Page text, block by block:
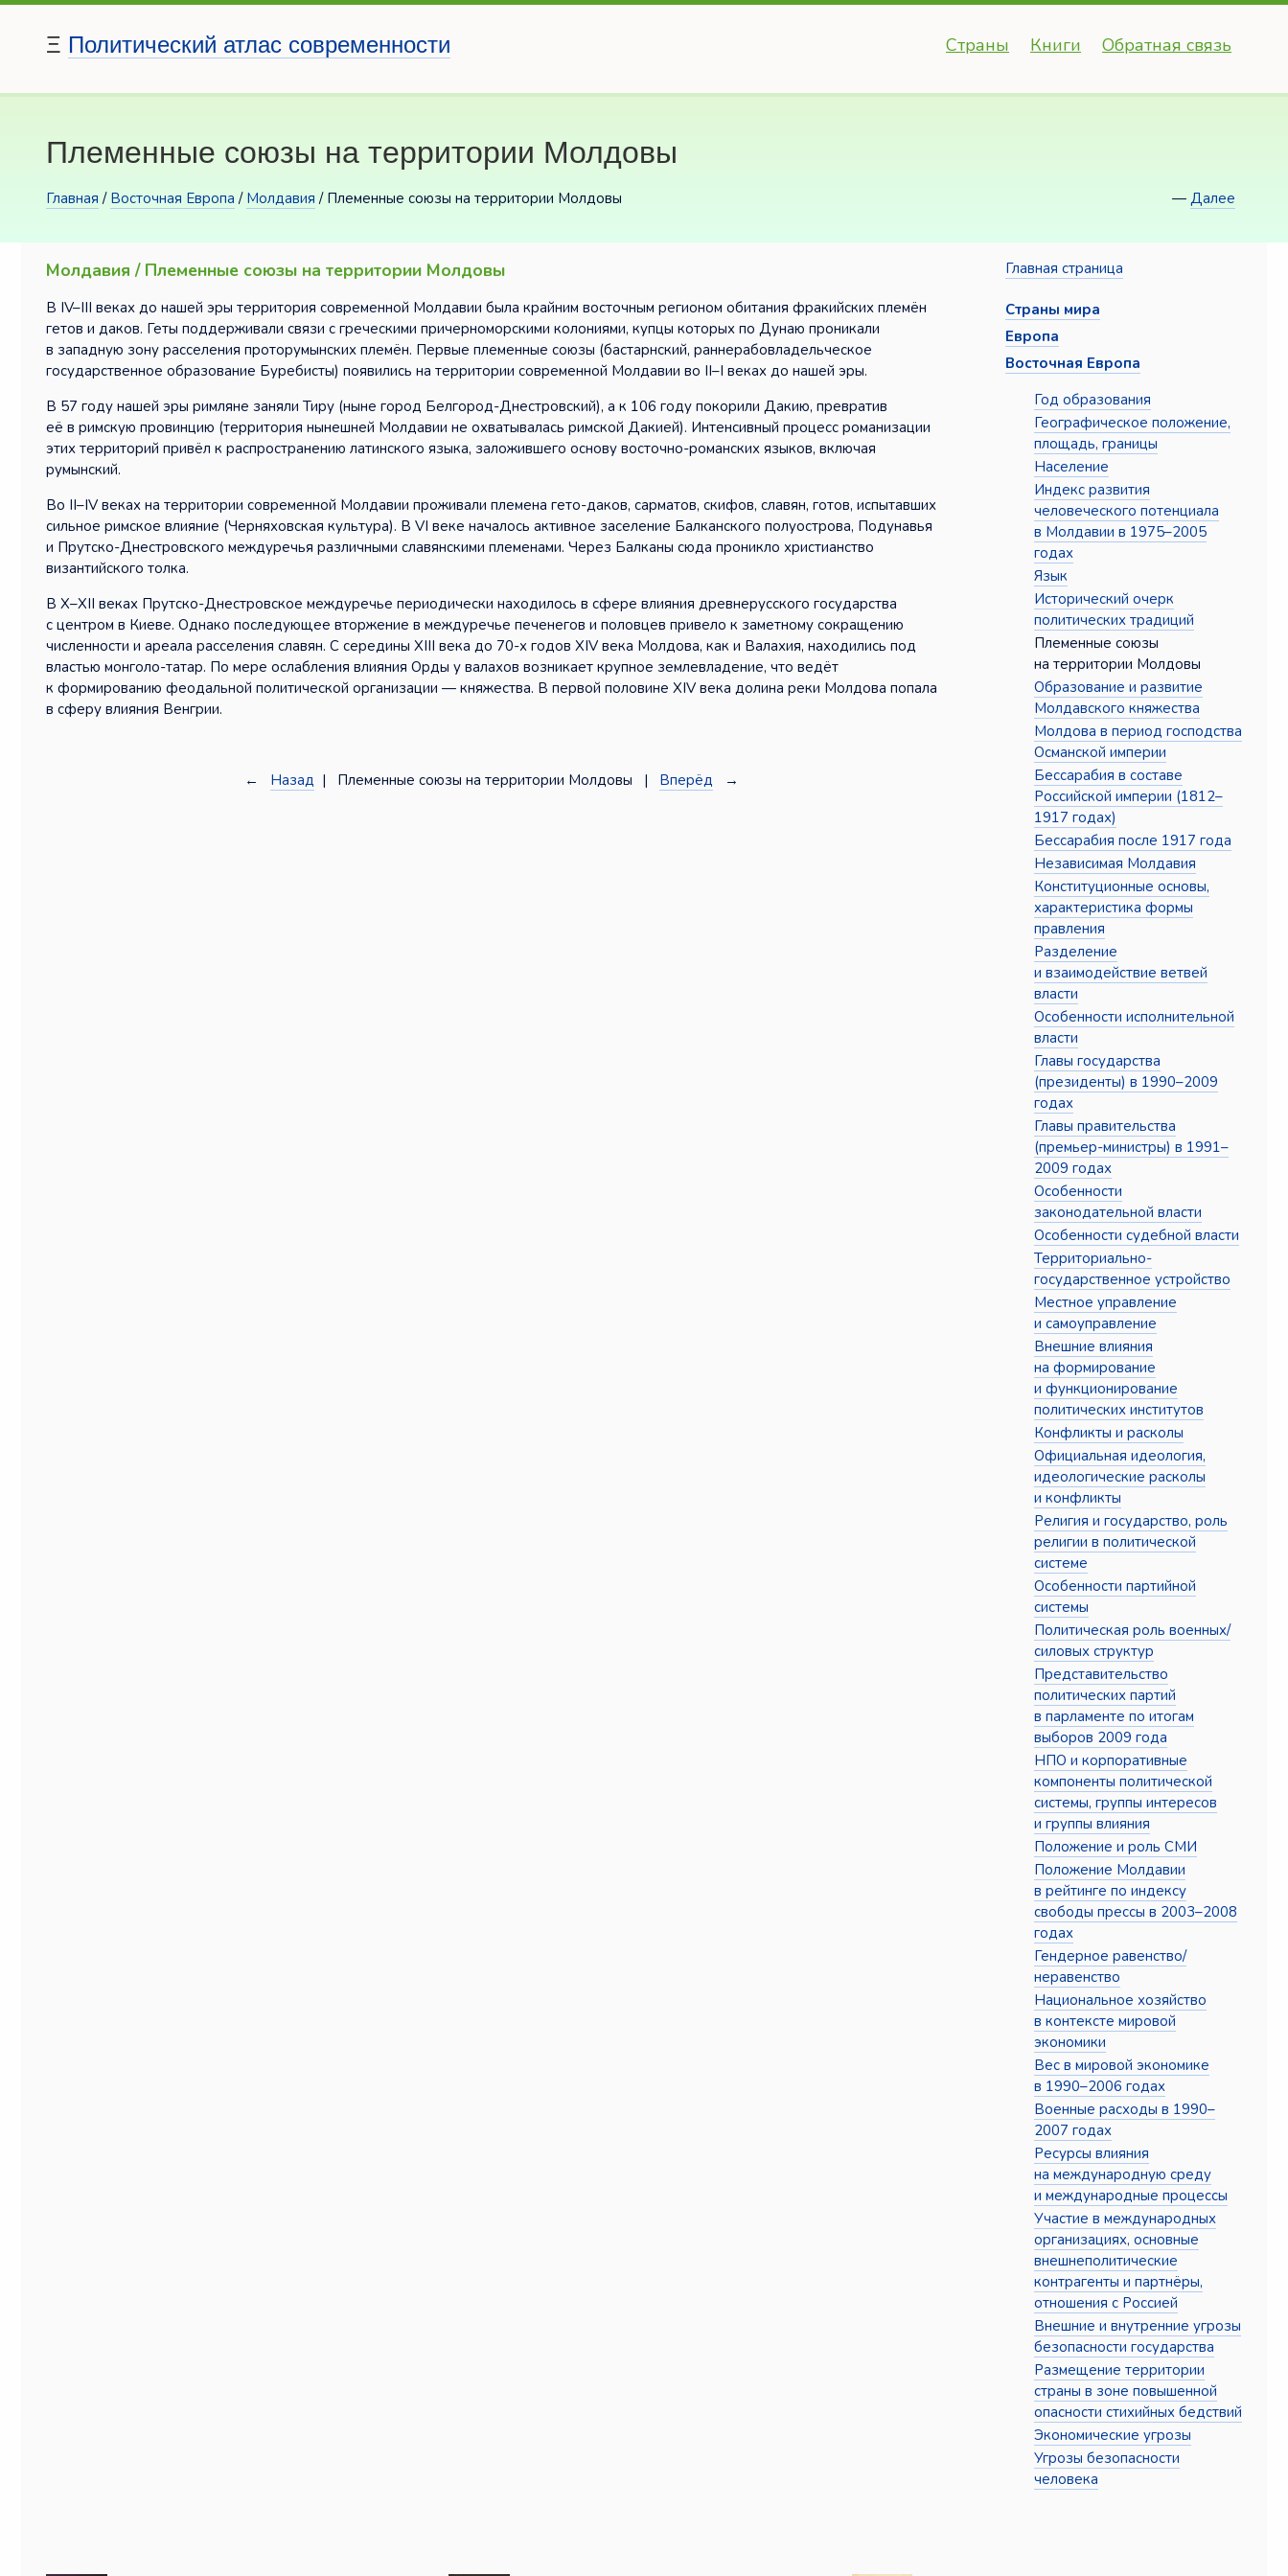
Ξ Политический атлас современности Страны Книги Обратная связь
Племенные союзы на территории Молдовы
Главная / Восточная Европа / Молдавия / Племенные союзы на территории Молдовы — Далее
Молдавия / Племенные союзы на территории Молдовы
В IV–III веках до нашей эры территория современной Молдавии была крайним восточным регионом обитания фракийских племён
гетов и даков. Геты поддерживали связи с греческими причерноморскими колониями, купцы которых по Дунаю проникали
в западную зону расселения проторумынских племён. Первые племенные союзы (бастарнский, раннерабовладельческое
государственное образование Буребисты) появились на территории современной Молдавии во II–I веках до нашей эры.
В 57 году нашей эры римляне заняли Тиру (ныне город Белгород-Днестровский), а к 106 году покорили Дакию, превратив
её в римскую провинцию (территория нынешней Молдавии не охватывалась римской Дакией). Интенсивный процесс романизации
этих территорий привёл к распространению латинского языка, заложившего основу восточно-романских языков, включая
румынский.
Во II–IV веках на территории современной Молдавии проживали племена гето-даков, сарматов, скифов, славян, готов, испытавших
сильное римское влияние (Черняховская культура). В VI веке началось активное заселение Балканского полуострова, Подунавья
и Прутско-Днестровского междуречья различными славянскими племенами. Через Балканы сюда проникло христианство
византийского толка.
В X–XII веках Прутско-Днестровское междуречье периодически находилось в сфере влияния древнерусского государства
с центром в Киеве. Однако последующее вторжение в междуречье печенегов и половцев привело к заметному сокращению
численности и ареала расселения славян. С середины XIII века до 70-х годов XIV века Молдова, как и Валахия, находились под
властью монголо-татар. По мере ослабления влияния Орды у валахов возникает крупное землевладение, что ведёт
к формированию феодальной политической организации — княжества. В первой половине XIV века долина реки Молдова попала
в сферу влияния Венгрии.
← Назад | Племенные союзы на территории Молдовы | Вперёд →
Главная страница
Страны мира
Европа
Восточная Европа
Год образования
Географическое положение,
площадь, границы
Население
Индекс развития
человеческого потенциала
в Молдавии в 1975–2005
годах
Язык
Исторический очерк
политических традиций
Племенные союзы
на территории Молдовы
Образование и развитие
Молдавского княжества
Молдова в период господства
Османской империи
Бессарабия в составе
Российской империи (1812–
1917 годах)
Бессарабия после 1917 года
Независимая Молдавия
Конституционные основы,
характеристика формы
правления
Разделение
и взаимодействие ветвей
власти
Особенности исполнительной
власти
Главы государства
(президенты) в 1990–2009
годах
Главы правительства
(премьер-министры) в 1991–
2009 годах
Особенности
законодательной власти
Особенности судебной власти
Территориально-
государственное устройство
Местное управление
и самоуправление
Внешние влияния
на формирование
и функционирование
политических институтов
Конфликты и расколы
Официальная идеология,
идеологические расколы
и конфликты
Религия и государство, роль
религии в политической
системе
Особенности партийной
системы
Политическая роль военных/
силовых структур
Представительство
политических партий
в парламенте по итогам
выборов 2009 года
НПО и корпоративные
компоненты политической
системы, группы интересов
и группы влияния
Положение и роль СМИ
Положение Молдавии
в рейтинге по индексу
свободы прессы в 2003–2008
годах
Гендерное равенство/
неравенство
Национальное хозяйство
в контексте мировой
экономики
Вес в мировой экономике
в 1990–2006 годах
Военные расходы в 1990–
2007 годах
Ресурсы влияния
на международную среду
и международные процессы
Участие в международных
организациях, основные
внешнеполитические
контрагенты и партнёры,
отношения с Россией
Внешние и внутренние угрозы
безопасности государства
Размещение территории
страны в зоне повышенной
опасности стихийных бедствий
Экономические угрозы
Угрозы безопасности
человека